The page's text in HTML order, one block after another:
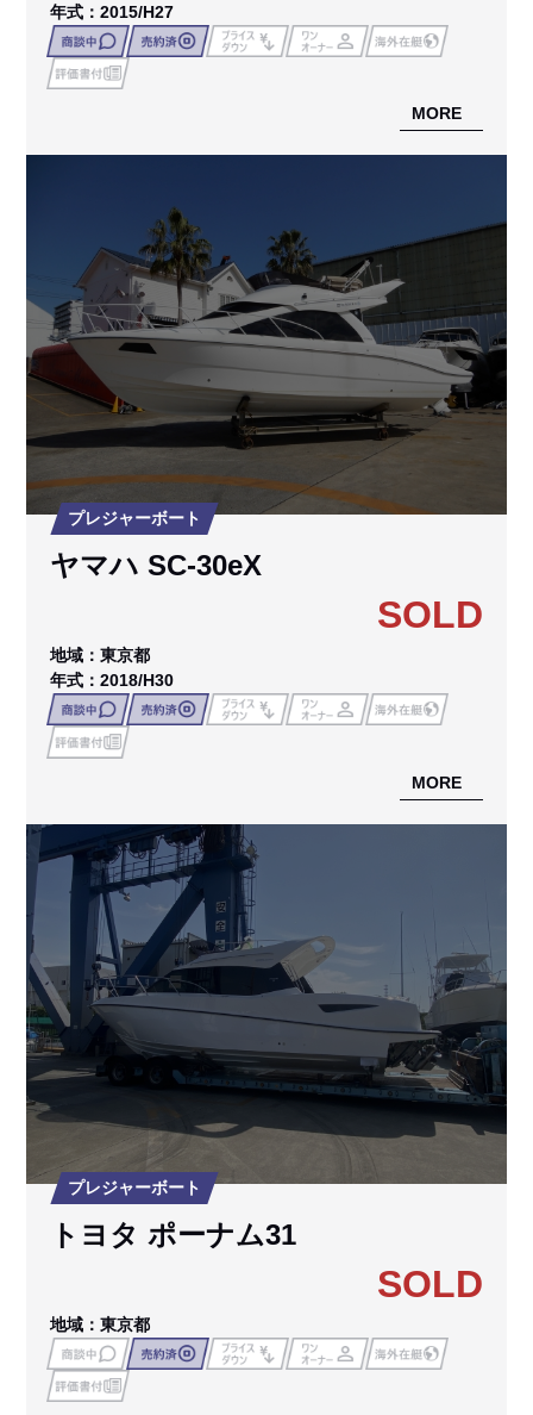
年式：2015/H27
MORE
プレジャーボート
ヤマハ SC-30eX
SOLD
地域：東京都
年式：2018/H30
MORE
プレジャーボート
トヨタ ポーナム31
SOLD
地域：東京都